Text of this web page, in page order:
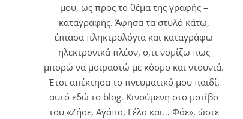
μου, ως προς το θέμα της γραφής –
καταγραφής. Άφησα τα στυλό κάτω,
έπιασα πληκτρολόγια και καταγράφω
ηλεκτρονικά πλέον, ο,τι νομίζω πως
μπορώ να μοιραστώ με κόσμο και ντουνιά.
Έτσι απέκτησα το πνευματικό μου παιδί,
αυτό εδώ το blog. Κινούμενη στο μοτίβο
του «Ζήσε, Αγάπα, Γέλα και… Φάε», ώστε